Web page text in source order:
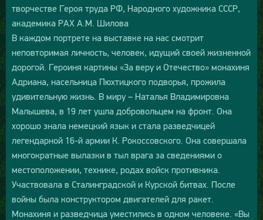
творчестве Героя труда РФ, Народного художника СССР,
академика РАХ А.М. Шилова
В каждом портрете на выставке на нас смотрит
неповторимая личность, человек, идущий своей жизненной
дорогой. Героиня картины «За веру и Отечество» монахиня
Адриана, насельница Пюхтицкого подворья, прожила
удивительную жизнь. В миру – Наталья Владимировна
Малышева, в 19 лет ушла добровольцем на фронт. Она
хорошо знала немецкий язык и стала разведчицей
легендарной 16-й армии К. Рокоссовского. Она совершала
многократные вылазки в тыл врага за сведениями о
местоположении, технике, родах войск противника.
Участвовала в Сталинградской и Курской битвах. После
войны была конструктором двигателей для ракет.
Монахиня и разведчица уместились в одном человеке. «Вы